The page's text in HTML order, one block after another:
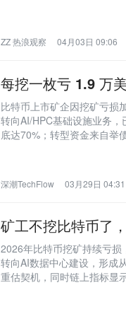
ZZ 热浪观察 04月03日 09:06
每挖一枚亏 1.9 万
比特币上市矿企因挖矿亏损
转向AI/HPC基础设施业务
底达70%；转型资金来自举
深潮TechFlow 03月29日 04:31
矿工不挖比特币了
2026年比特币挖矿持续亏
转向AI数据中心建设，形成
重估契机，同时链上指标显